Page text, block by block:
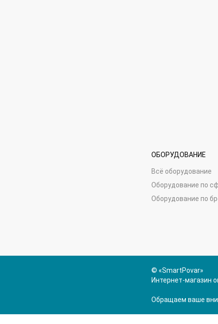
ОБОРУДОВАНИЕ
Всё оборудование
Оборудование по
Оборудование по
© «SmartPovar»
Интернет-магазин
Обращаем ваше